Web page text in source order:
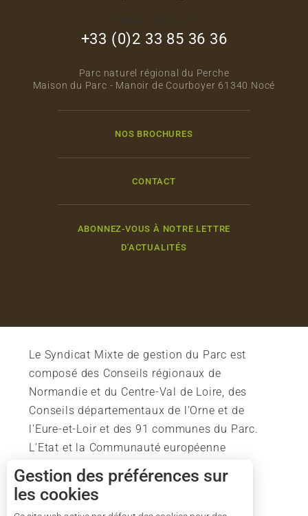
+33 (0)2 33 85 36 36
Parc naturel régional du Perche
Maison du Parc - Manoir de Courboyer 61340 Nocé
NOS BROCHURES
CONTACT
ABONNEZ-VOUS À NOTRE LETTRE
D'ACTUALITÉS
Le Syndicat Mixte de gestion du Parc est
composé des Conseils régionaux de
Normandie et du Centre-Val de Loire, des
Conseils départementaux de l'Orne et de
l'Eure-et-Loir et des 91 communes du Parc.
L'Etat et la Communauté européenne
soutiennent également l'action du Parc.
Gestion des préférences sur
les cookies